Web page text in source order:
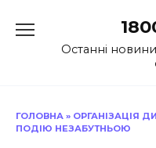
до
Останні
ГОЛОВНА » ОРГАНІЗАЦІЯ
ПОДІЮ НЕЗАБУТНЬОЮ